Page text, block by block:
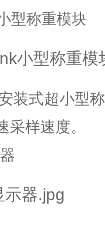
型称重模块
装式超小型
样速度。